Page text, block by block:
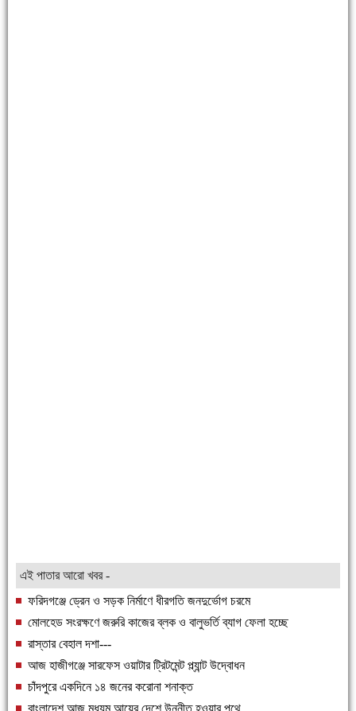
এই পাতার আরো খবর -
ফরিদগঞ্জে ড্রেন ও সড়ক নির্মাণে ধীরগতি জনদুর্ভোগ চরমে
মোলহেড সংরক্ষণে জরুরি কাজের ব্লক ও বালুভর্তি ব্যাগ ফেলা হচ্ছে
রাস্তার বেহাল দশা---
আজ হাজীগঞ্জে সারফেস ওয়াটার ট্রিটমেন্ট প্ল্যান্ট উদ্বোধন
চাঁদপুরে একদিনে ১৪ জনের করোনা শনাক্ত
বাংলাদেশ আজ মধ্যম আয়ের দেশে উন্নীত হওয়ার পথে